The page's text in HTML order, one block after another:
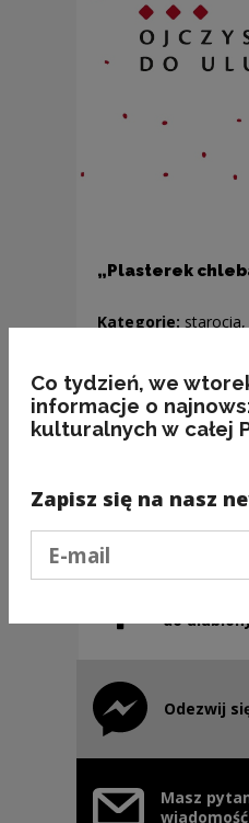
„Plasterek
Kategorie:
Previous slide
Next slide
Instagram
do
Odezwij
Note, the link will
Masz
wiadomość
Co tydzień, we
informacje o
kulturalnych w całej
Zapisz się na nasz